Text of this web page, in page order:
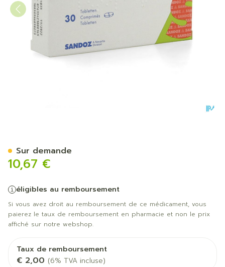
10,67 €
éligibles au remboursement
Si vous avez droit au remboursement de ce médicament, vous
paierez le taux de remboursement en pharmacie et non le prix
affiché sur notre webshop.
Taux de remboursement
€ 2,00 (6% TVA incluse)
Sur demande